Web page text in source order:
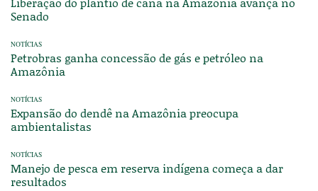
Senado
NOTÍCIAS
Petrobras ganha concessão de gás e petróleo na
Amazônia
NOTÍCIAS
Expansão do dendê na Amazônia preocupa
ambientalistas
NOTÍCIAS
Manejo de pesca em reserva indígena começa a dar
resultados